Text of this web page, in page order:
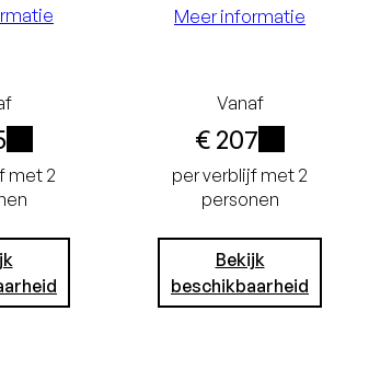
van
i
tot
voor
met 2
Veluwe. Met
speelkamer.
Meer informatie
Vanaf
€ 207
i
Laagste
prijsgarantie
Gratis
annuleren tot
24 uur voor
aankomst
per verblijf met 2
personen
Bekijk
beschikbaarheid